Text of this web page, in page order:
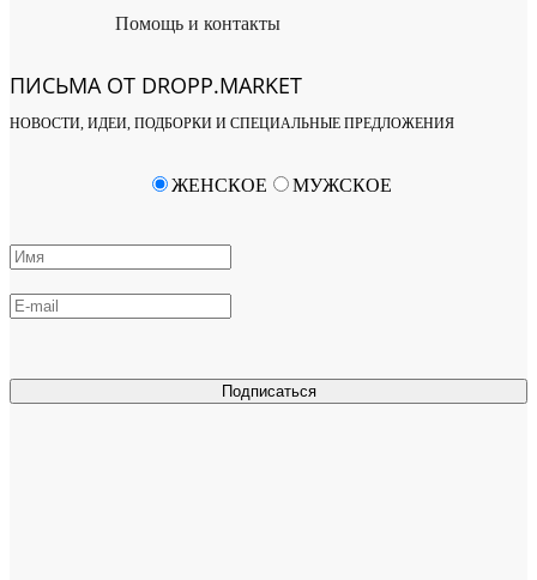
Помощь и контакты
ПИСЬМА ОТ DROPP.MARKET
НОВОСТИ, ИДЕИ, ПОДБОРКИ И СПЕЦИАЛЬНЫЕ ПРЕДЛОЖЕНИЯ
Подписаться
ЖЕНСКОЕ МУЖСКОЕ